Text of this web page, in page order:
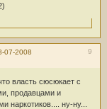
9
07-2008
власть сюсюкает с
продавцами и
наркотиков.... ну-ну...